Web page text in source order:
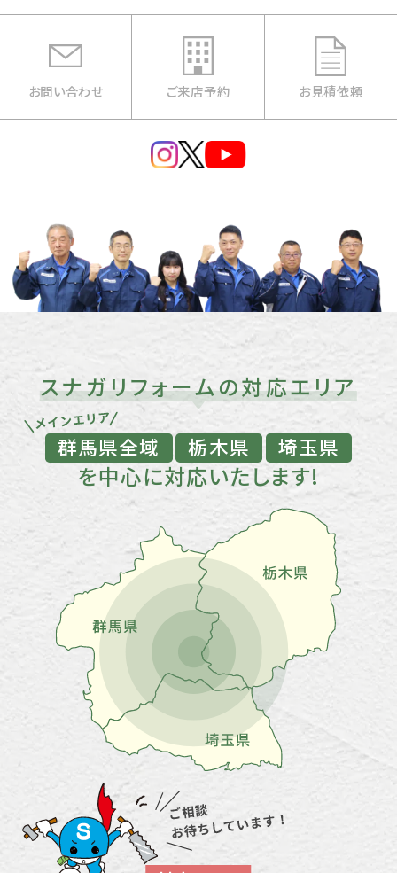
お問い合わせ ご来店予約 お見積依頼
スナガリフォームの対応エリア
群馬県全域 栃木県 埼玉県
を中心に対応いたします!